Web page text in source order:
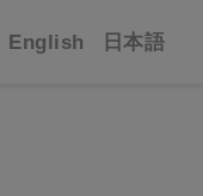
English 日本語